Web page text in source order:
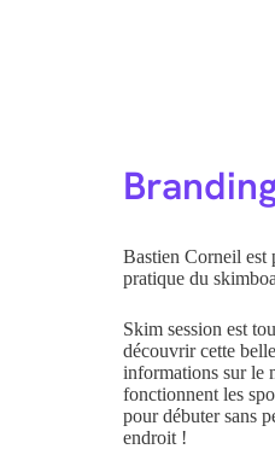
Bastien Corneil est
pratique du
Skim session est
découvrir cette
informations sur le
fonctionnent les
pour débuter sans
endroit !